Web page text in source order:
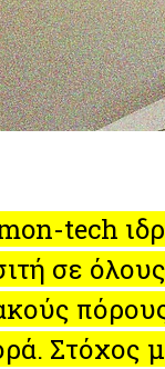
tech
σε
Στόχος